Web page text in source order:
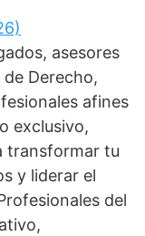
asesores
Derecho,
afines
exclusivo,
transformar tu
y liderar el
del